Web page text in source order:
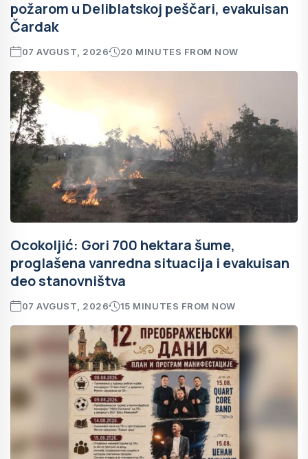
požarom u Deliblatskoj peščari, evakuisan
Čardak
07 AVGUST, 2026 20 MINUTES FROM NOW
Ocokoljić: Gori 700 hektara šume,
proglašena vanredna situacija i evakuisan
deo stanovništva
07 AVGUST, 2026 15 MINUTES FROM NOW